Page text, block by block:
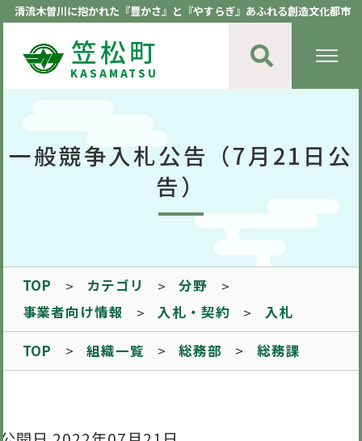
清流木曽川に抱かれた『豊かさ』と『やすらぎ』あふれる創造文化都市
笠松町
KASAMATSU
一般競争入札公告（7月21日公
告）
TOP カテゴリ
分野
事業者向け情報
入札・契約
入札
TOP
組織一覧 総務部 総務課